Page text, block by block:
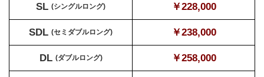
SL (シングルロング) ￥228,000
SDL (セミダブルロング) ￥238,000
DL (ダブルロング) ￥258,000